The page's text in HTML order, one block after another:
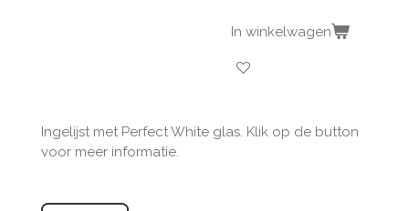
In winkelwagen
Ingelijst met Perfect White glas. Klik op de button
voor meer informatie.